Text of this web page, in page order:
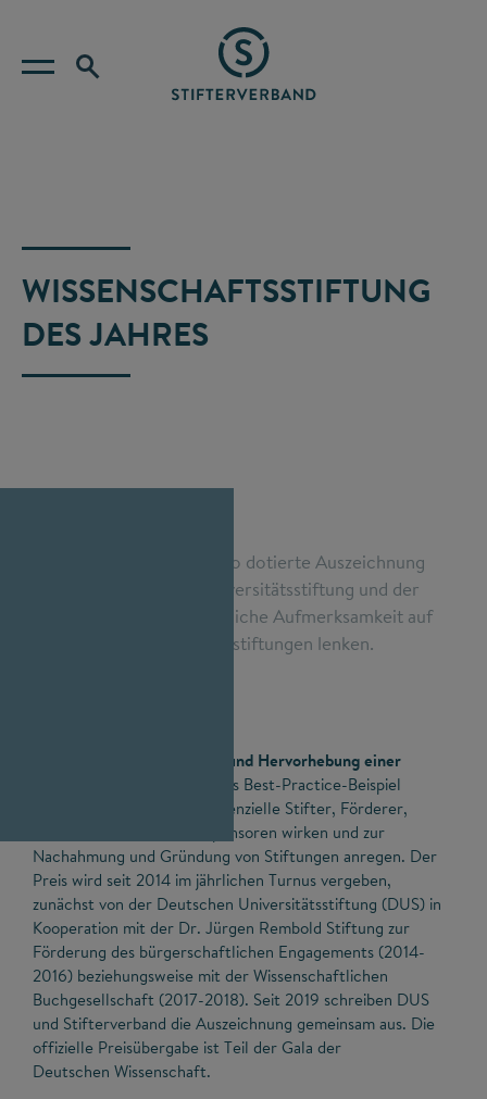
WISSENSCHAFTSSTIFTUNG
DES JAHRES
Durch die mit 5.000 Euro dotierte Auszeichnung
wollen die Deutsche Universitätsstiftung und der
Stifterverband die öffentliche Aufmerksamkeit auf
das Thema Wissenschaftsstiftungen lenken.
Die öffentliche Würdigung und Hervorhebung einer
soll als Best-Practice-Beispiel
dienen, motivierend auf potenzielle Stifter, Förderer,
Zustifter, Erblasser und Sponsoren wirken und zur
Nachahmung und Gründung von Stiftungen anregen. Der
Preis wird seit 2014 im jährlichen Turnus vergeben,
zunächst von der Deutschen Universitätsstiftung (DUS) in
Kooperation mit der Dr. Jürgen Rembold Stiftung zur
Förderung des bürgerschaftlichen Engagements (2014-
2016) beziehungsweise mit der Wissenschaftlichen
Buchgesellschaft (2017-2018). Seit 2019 schreiben DUS
und Stifterverband die Auszeichnung gemeinsam aus. Die
offizielle Preisübergabe ist Teil der Gala der
Deutschen Wissenschaft.